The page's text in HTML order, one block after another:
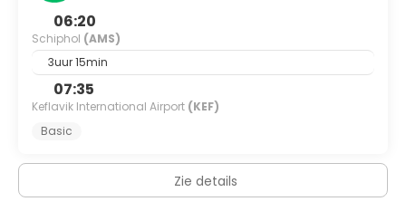
06:20
Schiphol (AMS)
3uur 15min
07:35
Keflavik International Airport (KEF)
Basic
Zie details